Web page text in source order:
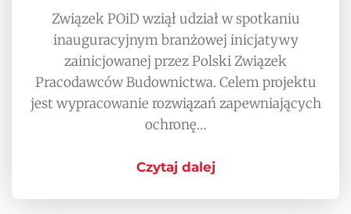
Związek POiD wziął udział w spotkaniu
inauguracyjnym branżowej inicjatywy
zainicjowanej przez Polski Związek
Pracodawców Budownictwa. Celem projektu
jest wypracowanie rozwiązań zapewniających
ochronę…
Czytaj dalej